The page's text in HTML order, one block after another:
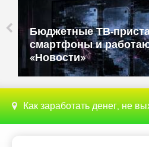
Бюджетные ТВ-
смартфоны и
«Новости»
Как заработать денег, не выходя из дома,